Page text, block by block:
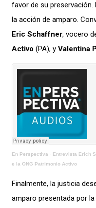
favor de su
la acción de amparo.
Eric Schaffner, vocero
Activo (PA), y Valentina
En Perspectiva · Entrevista Erich
e la ONG Patrimonio Activo
Finalmente, la justicia
amparo presentada por